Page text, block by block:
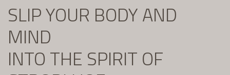
SLIP YOUR BODY AND
MIND
INTO THE SPIRIT OF